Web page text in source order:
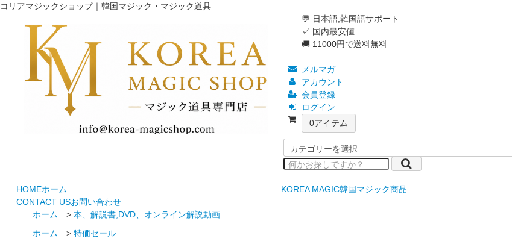
コリアマジックショップ｜韓国マジック・マジック道具
💬 日本語,韓国語サポート
✓ 国内最安値
🚚 11000円で送料無料
メルマガ
アカウント
会員登録
ログイン
0アイテム
HOMEホーム KOREA MAGIC韓国マジック商品
CONTACT USお問い合わせ
ホーム
>本、解説書,DVD、オンライン解説動画
ホーム
>特価セール